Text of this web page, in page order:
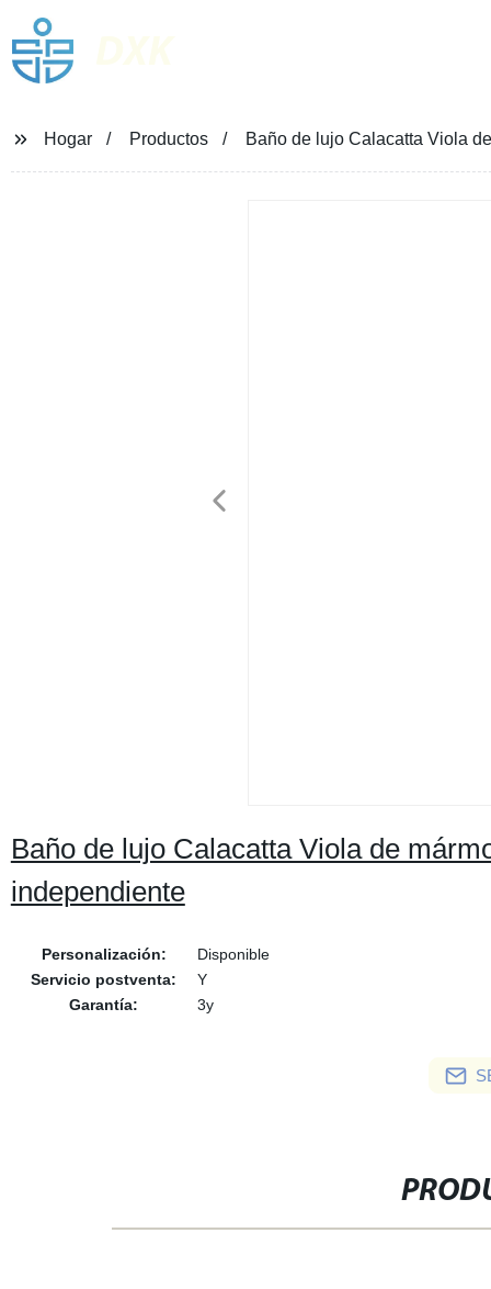
Hogar Productos Baño de lujo Calacatta Viola
Baño de lujo Calacatta Viola de
independiente
Personalización:
Disponible
Servicio postventa:
Y
Garantía:
3y